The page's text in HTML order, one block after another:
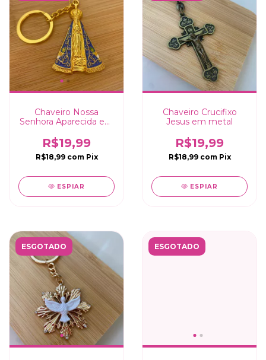
Chaveiro Nossa
Senhora Aparecida em
R$19,99
R$18,99 com Pix
ESPIAR
Chaveiro Crucifixo
Jesus em metal
R$19,99
R$18,99 com Pix
ESPIAR
ESGOTADO ESGOTADO